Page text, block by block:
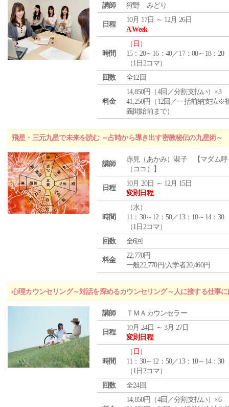
講師 狩野 みどり
日程
10月 17日 ～ 12月 26日
A Week
時間
（ 日 ）
15：20～16：40／17：00～18：20
（1日2コマ）
回数
全12回
料金
14,850円（4回／分割支払い）×3
41,250円（12回／一括前納支払※
義開始前まで）
飛星・三元九星で未来を読む ～占時から導き出す密教秘伝の九星術～
講師
赤見（あかみ）淑子 【マダム呼
（ココ）】
日程
10月 20日 ～ 12月 15日
変則日程
時間
（水）
11：30～12：50／13：10～14：30
（1日2コマ）
回数
全6回
料金
22,770円
一般22,770円/入学者20,460円
心理カウンセリング～対話を深めるカウンセリング～人に接する仕事
講師 ＴＭＡカウンセラー
日程
10月 24日 ～ 3月 27日
変則日程
時間
（ 日 ）
11：30～12：50／13：10～14：30
（1日2コマ）
回数
全24回
14,850円（4回／分割支払い）×6